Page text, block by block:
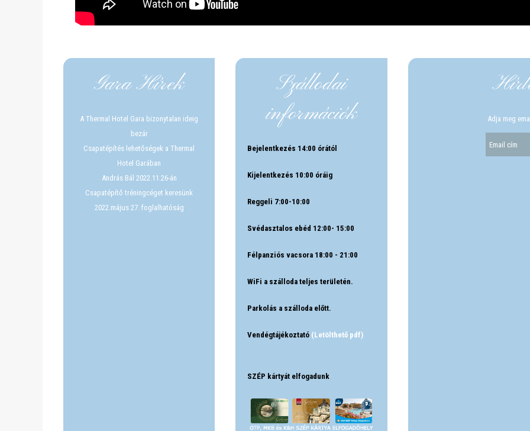
Gara Hírek
A Thermal Hotel Gara bizonytalan ideig
bezár
Csapatépítés lehetőségek a Thermal
Hotel Garában
András Bál 2022.11.26-án
Csapatépítő tréningcéget keresünk
2022.május 27. foglalhatóság
Szállodai
információk
Bejelentkezés 14:00 órától
Kijelentkezés 10:00 óráig
Reggeli 7:00-10:00
Svédasztalos ebéd 12:00- 15:00
Félpanziós vacsora 18:00 - 21:00
WiFi a szálloda teljes területén.
Parkolás a szálloda előtt.
Vendégtájékoztató (Letölthető pdf)
SZÉP kártyát elfogadunk
Adja meg